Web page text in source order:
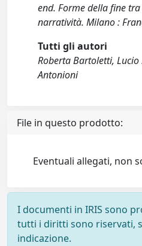
end. Forme della fine
narratività. Milano :
Tutti gli autori
Roberta Bartoletti, Lucio
Antonioni
File in questo prodotto:
Eventuali allegati, non
I documenti in IRIS sono
tutti i diritti sono riservati,
indicazione.